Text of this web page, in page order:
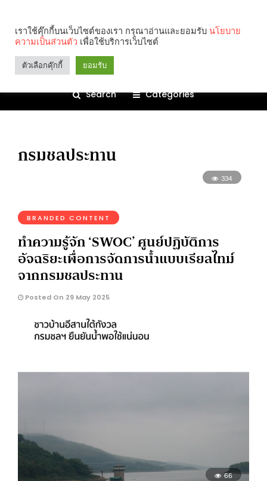
Search Categories
กรมชลประทาน
334
BRANDED CONTENT
ทำความรู้จัก ‘SWOC’ ศูนย์ปฏิบัติการ
อัจฉริยะเพื่อการจัดการน้ำแบบเรียลไทม์
จากกรมชลประทาน
Posted On 29 May 2025
66
เราใช้คุ๊กกี้บนเว็บไซต์ของเรา กรุณาอ่านและยอมรับ นโยบาย
ความเป็นส่วนตัว เพื่อใช้บริการเว็บไซต์
ตัวเลือกคุ๊กกี้ ยอมรับ